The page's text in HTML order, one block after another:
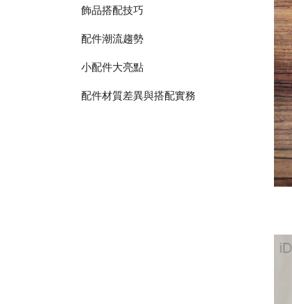
飾品搭配技巧
配件潮流趨勢
小配件大亮點
配件材質差異與搭配實務